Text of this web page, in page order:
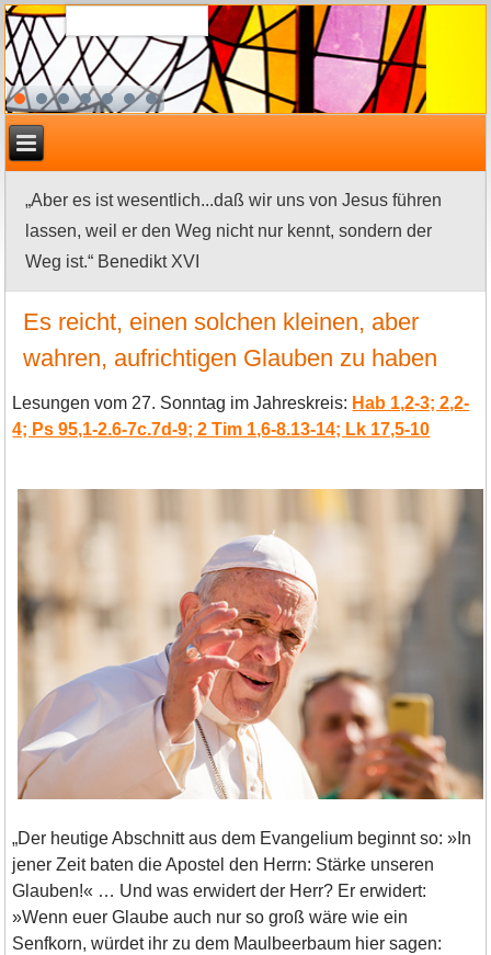
„Aber es ist wesentlich...daß wir uns von Jesus führen
lassen, weil er den Weg nicht nur kennt, sondern der
Weg ist.“ Benedikt XVI
Es reicht, einen solchen kleinen, aber
wahren, aufrichtigen Glauben zu haben
Lesungen vom 27. Sonntag im Jahreskreis: Hab 1,2-3; 2,2-
4; Ps 95,1-2.6-7c.7d-9; 2 Tim 1,6-8.13-14; Lk 17,5-10
„Der heutige Abschnitt aus dem Evangelium beginnt so: »In
jener Zeit baten die Apostel den Herrn: Stärke unseren
Glauben!« … Und was erwidert der Herr? Er erwidert:
»Wenn euer Glaube auch nur so groß wäre wie ein
Senfkorn, würdet ihr zu dem Maulbeerbaum hier sagen: